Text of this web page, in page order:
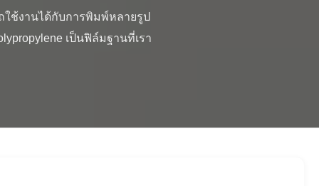
เป็นฟิล์มฐานที่เรา